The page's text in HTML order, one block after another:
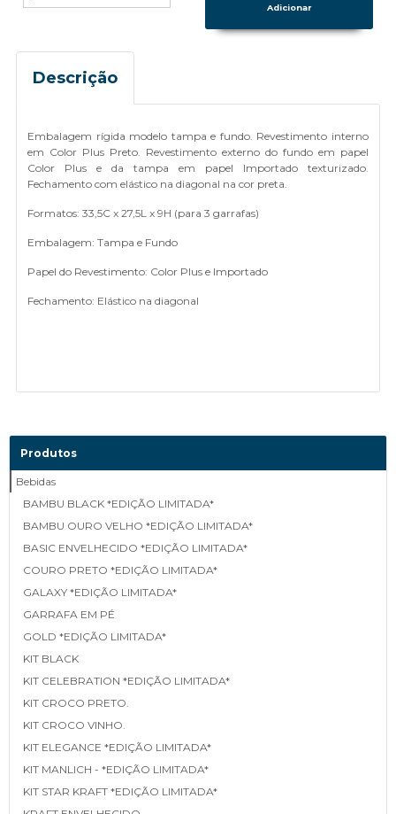
Descrição
Embalagem rígida modelo tampa e fundo. Revestimento interno
em Color Plus Preto. Revestimento externo do fundo em papel
Color Plus e da tampa em papel Importado texturizado.
Fechamento com elástico na diagonal na cor preta.
Formatos: 33,5C x 27,5L x 9H (para 3 garrafas)
Embalagem: Tampa e Fundo
Papel do Revestimento: Color Plus e Importado
Fechamento: Elástico na diagonal
Produtos
Bebidas
BAMBU BLACK *EDIÇÃO LIMITADA*
BAMBU OURO VELHO *EDIÇÃO LIMITADA*
BASIC ENVELHECIDO *EDIÇÃO LIMITADA*
COURO PRETO *EDIÇÃO LIMITADA*
GALAXY *EDIÇÃO LIMITADA*
GARRAFA EM PÉ
GOLD *EDIÇÃO LIMITADA*
KIT BLACK
KIT CELEBRATION *EDIÇÃO LIMITADA*
KIT CROCO PRETO.
KIT CROCO VINHO.
KIT ELEGANCE *EDIÇÃO LIMITADA*
KIT MANLICH - *EDIÇÃO LIMITADA*
KIT STAR KRAFT *EDIÇÃO LIMITADA*